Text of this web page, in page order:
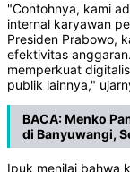
"Contohnya, kami
internal karyawan
Presiden Prabowo,
efektivitas
memperkuat
publik lainnya,"
BACA:Menko
di Banyuwangi,
Ipuk menilai bahwa